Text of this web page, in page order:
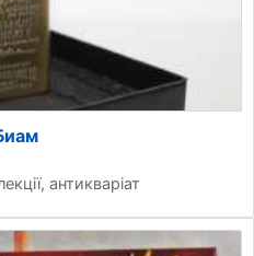
антикваріат